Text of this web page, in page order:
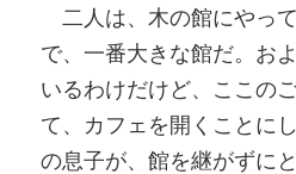
二人は、木の館にやっ
で、一番大きな館だ。お
いるわけだけど、ここの
て、カフェを開くことに
の息子が、館を継がずに